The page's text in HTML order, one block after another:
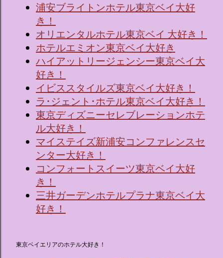
浦安ブライトンホテル東京ベイ大好
き！
オリエンタルホテル東京ベイ 大好き！
ホテルエミオン東京ベイ大好き
ハイアットリージェンシー東京ベイ大
好き！
イビススタイルズ東京ベイ大好き！
ラ･ジェント･ホテル東京ベイ大好き！
東京ディズニーセレブレーションホテ
ル大好き！
マイステイズ新浦安コンファレンスセ
ンター大好き！
コンフォートスイーツ東京ベイ大好
き！
三井ガーデンホテルプラナ東京ベイ大
好き！
東京ベイエリアのホテル大好き！